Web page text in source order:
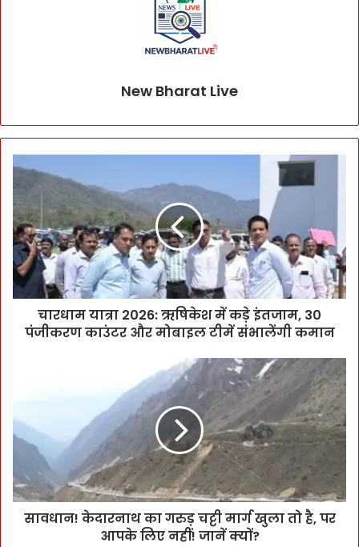
New Bharat Live
चारधाम यात्रा 2026: ऋषिकेश में कड़े इंतजाम, 30
पंजीकरण काउंटर और मोबाइल टीमें संभालेंगी कमान
सावधान! केदारनाथ का गरुड़ चट्टी मार्ग खुला तो है, पर
आपके लिए नहीं! जानें क्यों?